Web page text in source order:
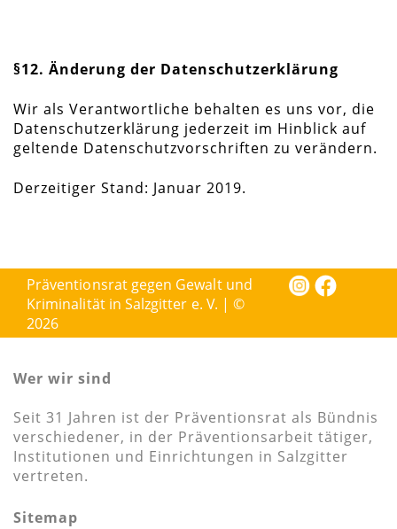
§12. Änderung der Datenschutzerklärung
Wir als Verantwortliche behalten es uns vor, die
Datenschutzerklärung jederzeit im Hinblick auf
geltende Datenschutzvorschriften zu verändern.
Derzeitiger Stand: Januar 2019.
Präventionsrat gegen Gewalt und
Kriminalität in Salzgitter e. V. | ©
2026
Wer wir sind
Seit 31 Jahren ist der Präventionsrat als Bündnis
verschiedener, in der Präventionsarbeit tätiger,
Institutionen und Einrichtungen in Salzgitter
vertreten.
Sitemap